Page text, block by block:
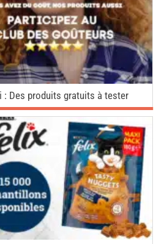
: Des produits gratuits à tester